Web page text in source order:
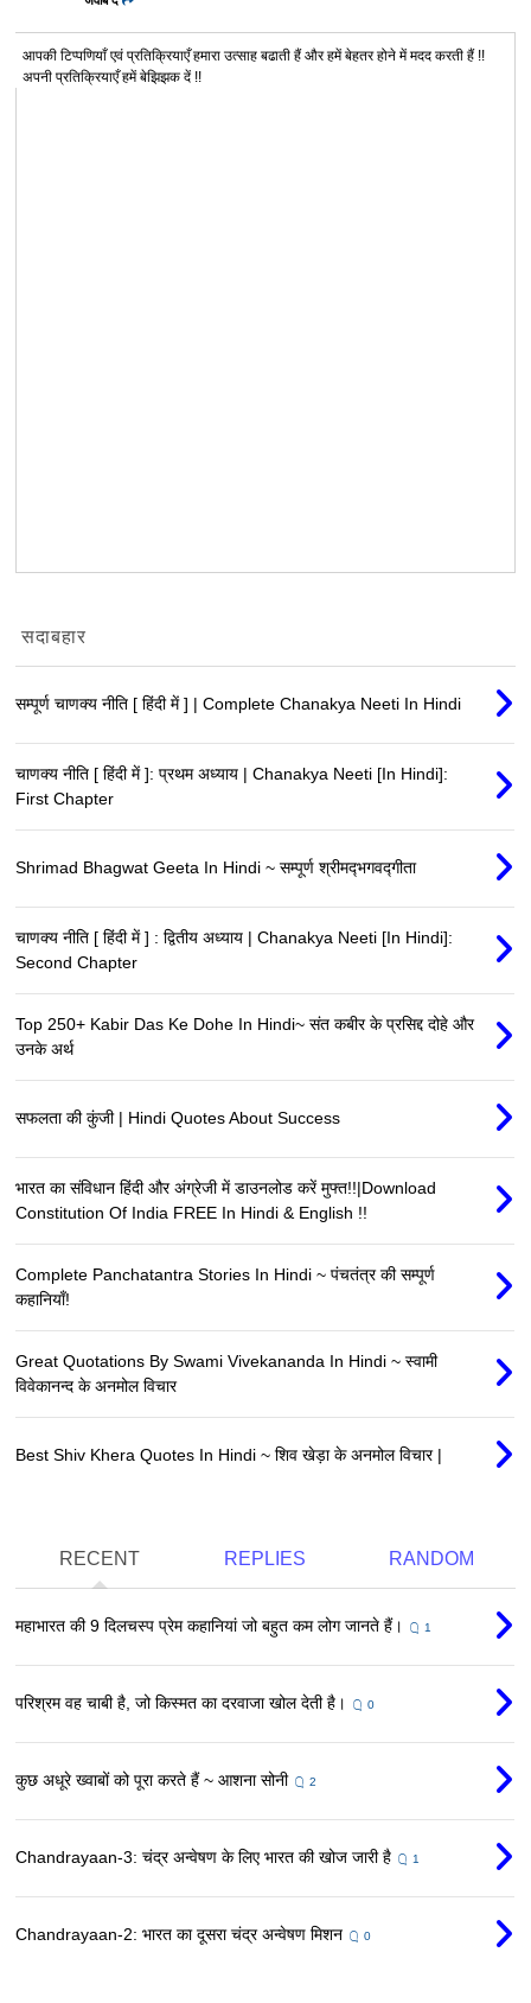
आपकी टिप्पणियाँ एवं प्रतिक्रियाएँ हमारा उत्साह बढाती हैं और हमें बेहतर होने में मदद करती हैं !!
अपनी प्रतिक्रियाएँ हमें बेझिझक दें !!
सदाबहार
सम्पूर्ण चाणक्य नीति [ हिंदी में ] | Complete Chanakya Neeti In Hindi
चाणक्य नीति [ हिंदी में ]: प्रथम अध्याय | Chanakya Neeti [In Hindi]:
First Chapter
Shrimad Bhagwat Geeta In Hindi ~ सम्पूर्ण श्रीमद्‍भगवद्‍गीता
चाणक्य नीति [ हिंदी में ] : द्वितीय अध्याय | Chanakya Neeti [In Hindi]:
Second Chapter
Top 250+ Kabir Das Ke Dohe In Hindi~ संत कबीर के प्रसिद्द दोहे और
उनके अर्थ
सफलता की कुंजी | Hindi Quotes About Success
भारत का संविधान हिंदी और अंग्रेजी में डाउनलोड करें मुफ्त!!|Download
Constitution Of India FREE In Hindi & English !!
Complete Panchatantra Stories In Hindi ~ पंचतंत्र की सम्पूर्ण
कहानियाँ!
Great Quotations By Swami Vivekananda In Hindi ~ स्वामी
विवेकानन्द के अनमोल विचार
Best Shiv Khera Quotes In Hindi ~ शिव खेड़ा के अनमोल विचार |
RECENT REPLIES RANDOM
महाभारत की 9 दिलचस्प प्रेम कहानियां जो बहुत कम लोग जानते हैं। 1
परिश्रम वह चाबी है, जो किस्मत का दरवाजा खोल देती है। 0
कुछ अधूरे ख्वाबों को पूरा करते हैं ~ आशना सोनी 2
Chandrayaan-3: चंद्र अन्वेषण के लिए भारत की खोज जारी है 1
Chandrayaan-2: भारत का दूसरा चंद्र अन्वेषण मिशन 0